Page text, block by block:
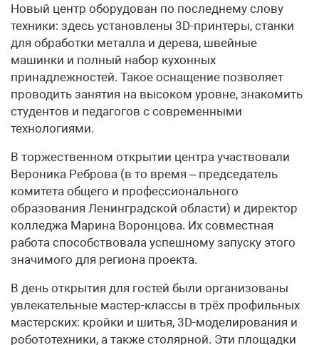
Новый центр оборудован по последнему слову
техники: здесь установлены 3D-принтеры, станки
для обработки металла и дерева, швейные
машинки и полный набор кухонных
принадлежностей. Такое оснащение позволяет
проводить занятия на высоком уровне, знакомить
студентов и педагогов с современными
технологиями.
В торжественном открытии центра участвовали
Вероника Реброва (в то время – председатель
комитета общего и профессионального
образования Ленинградской области) и директор
колледжа Марина Воронцова. Их совместная
работа способствовала успешному запуску этого
значимого для региона проекта.
В день открытия для гостей были организованы
увлекательные мастер-классы в трёх профильных
мастерских: кройки и шитья, 3D-моделирования и
робототехники, а также столярной. Эти площадки